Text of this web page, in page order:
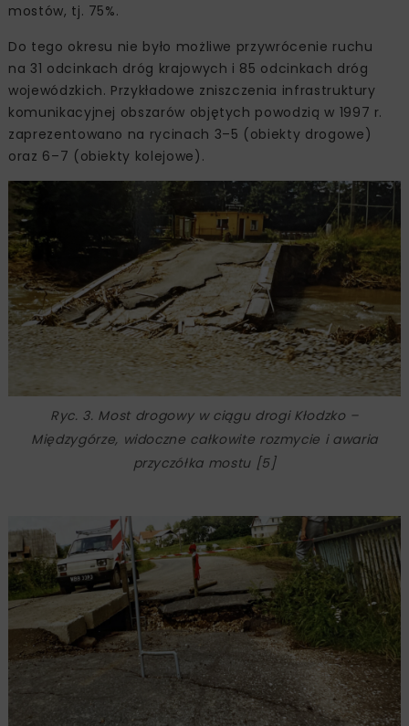
mostów, tj. 75%.
Do tego okresu nie było możliwe przywrócenie ruchu
na 31 odcinkach dróg krajowych i 85 odcinkach dróg
wojewódzkich. Przykładowe zniszczenia infrastruktury
komunikacyjnej obszarów objętych powodzią w 1997 r.
zaprezentowano na rycinach 3–5 (obiekty drogowe)
oraz 6–7 (obiekty kolejowe).
Ryc. 3. Most drogowy w ciągu drogi Kłodzko –
Międzygórze, widoczne całkowite rozmycie i awaria
przyczółka mostu [5]